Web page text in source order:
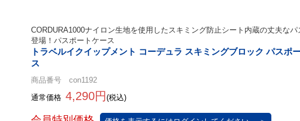
CORDURA1000ナイロン生地を使用したスキミング防止シート内蔵の丈夫な
登場！パスポートケース
トラベルイクイップメント コーデュラ スキミングブロック パスポ
ス
商品番号 con1192
通常価格 4,290円 (税込)